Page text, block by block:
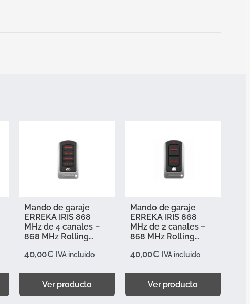
Mando de garaje
ERREKA IRIS 868
MHz de 4 canales –
868 MHz Rolling
40,00€ IVA incluido
Ver producto
Mando de garaje
ERREKA IRIS 868
MHz de 2 canales –
868 MHz Rolling
40,00€ IVA incluido
Ver producto